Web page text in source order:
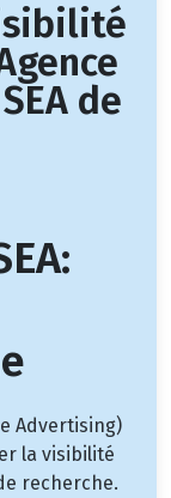
de
Advertising)
la visibilité
recherche.